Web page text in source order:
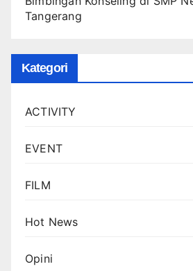
Tangerang
Kategori
ACTIVITY
EVENT
FILM
Hot News
Opini